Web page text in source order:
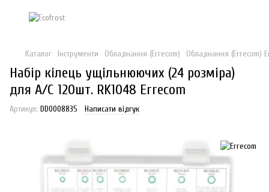
Каталог Інструменти Обладнання (Errecom) Обладнання (Errecom)
Набір кілець ущільнюючих (24 розміра)
для А/С 120шт. RK1048 Errecom
Артикул: DD0008835 Написати відгук